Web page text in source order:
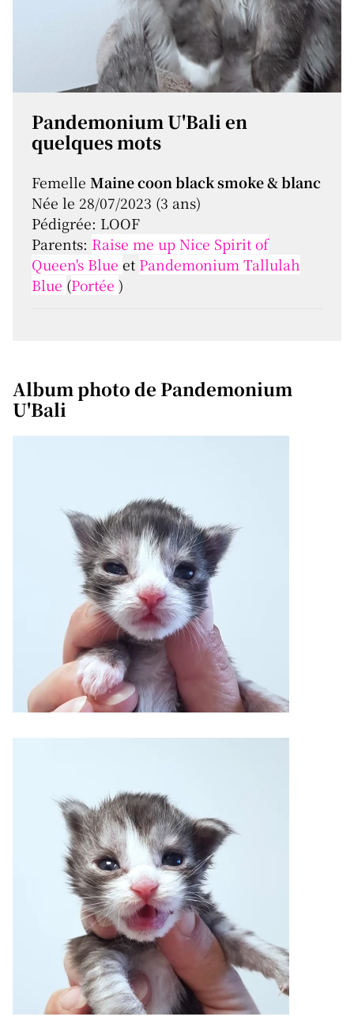
Pandemonium U'Bali en
quelques mots
Femelle Maine coon black smoke & blanc
Née le 28/07/2023 (3 ans)
Pédigrée: LOOF
Parents: Raise me up Nice Spirit of
Queen's Blue et Pandemonium Tallulah
Blue (Portée )
Album photo de Pandemonium
U'Bali